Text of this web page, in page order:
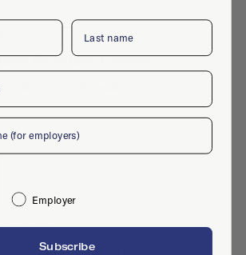
Bij Public Cinema
Bij Mr.Prezident - The
Last name
Employer
Subscribe